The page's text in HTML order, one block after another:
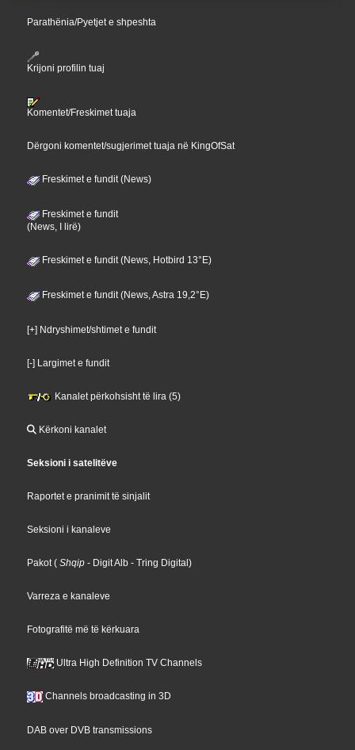
Parathënia/Pyetjet e shpeshta
Krijoni profilin tuaj
Komentet/Freskimet tuaja
Dërgoni komentet/sugjerimet tuaja në KingOfSat
Freskimet e fundit (News)
Freskimet e fundit
(News, I lirë)
Freskimet e fundit (News, Hotbird 13°E)
Freskimet e fundit (News, Astra 19,2°E)
[+] Ndryshimet/shtimet e fundit
[-] Largimet e fundit
Kanalet përkohsisht të lira (5)
Kërkoni kanalet
Seksioni i satelitëve
Raportet e pranimit të sinjalit
Seksioni i kanaleve
Pakot ( Shqip - Digit Alb - Tring Digital)
Varreza e kanaleve
Fotografitë më të kërkuara
Ultra High Definition TV Channels
Channels broadcasting in 3D
DAB over DVB transmissions